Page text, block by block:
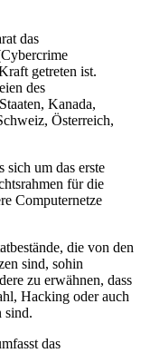
das
getreten ist.
des
Kanada,
Österreich,
sich um das erste
für die
Computernetze
die von den
sind, sohin
zu erwähnen, dass
Hacking oder auch
sind.
das